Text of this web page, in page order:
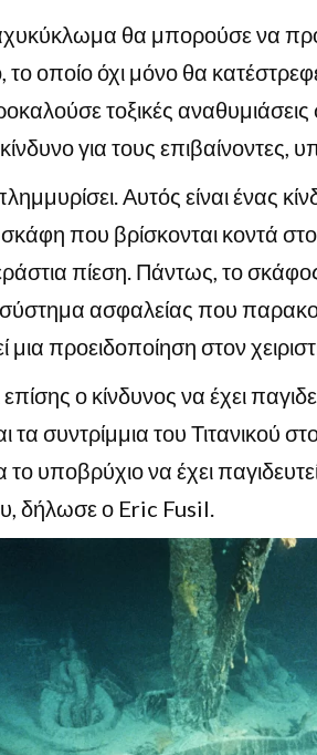
θα μπορούσε να
το οποίο όχι μόνο θα
τοξικές
για τους
Αυτός είναι ένας
σκάφη που βρίσκονται κοντά
πίεση. Πάντως, το
ασφαλείας που
μια προειδοποίηση στον
ο κίνδυνος να έχει
τα συντρίμμια του Τιτανικού
το υποβρύχιο να έχει
δήλωσε ο Eric Fusil.